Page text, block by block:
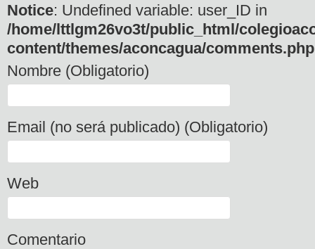
Notice: Undefined variable: user_ID in
/home/lttlgm26vo3t/public_html/
content/themes/aconcagua/comments.php
Nombre (Obligatorio)
Email (no será publicado) (Obligatorio)
Web
Comentario